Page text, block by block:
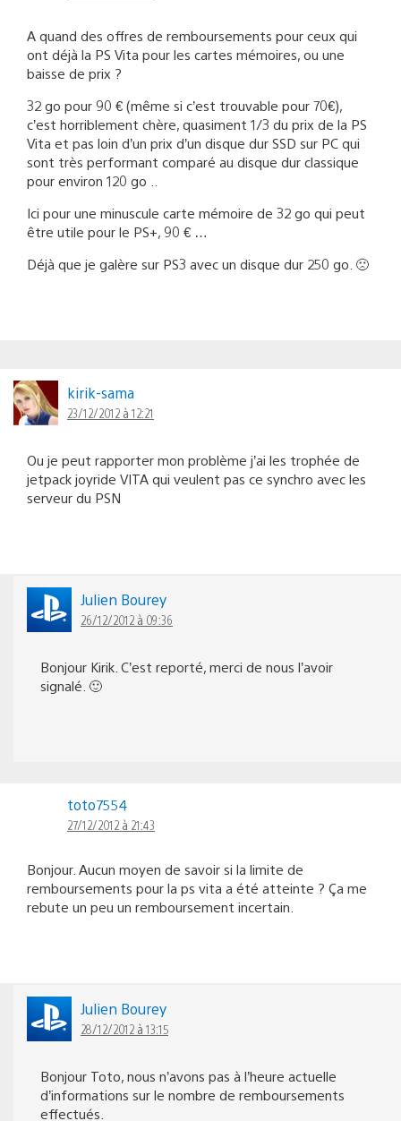
A quand des offres de remboursements pour ceux qui
ont déjà la PS Vita pour les cartes mémoires, ou une
baisse de prix ?
32 go pour 90 € (même si c’est trouvable pour 70€),
c’est horriblement chère, quasiment 1/3 du prix de la PS
Vita et pas loin d’un prix d’un disque dur SSD sur PC qui
sont très performant comparé au disque dur classique
pour environ 120 go ..
Ici pour une minuscule carte mémoire de 32 go qui peut
être utile pour le PS+, 90 € …
Déjà que je galère sur PS3 avec un disque dur 250 go. 🙁
kirik-sama
23/12/2012 à 12:21
Ou je peut rapporter mon problème j’ai les trophée de
jetpack joyride VITA qui veulent pas ce synchro avec les
serveur du PSN
Julien Bourey
26/12/2012 à 09:36
Bonjour Kirik. C’est reporté, merci de nous l’avoir
signalé. 🙂
toto7554
27/12/2012 à 21:43
Bonjour. Aucun moyen de savoir si la limite de
remboursements pour la ps vita a été atteinte ? Ça me
rebute un peu un remboursement incertain.
Julien Bourey
28/12/2012 à 13:15
Bonjour Toto, nous n’avons pas à l’heure actuelle
d’informations sur le nombre de remboursements
effectués.